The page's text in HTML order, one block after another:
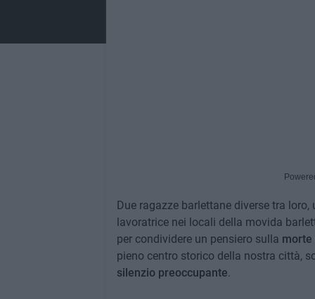
Due ragazze barlettane diverse tra
lavoratrice nei locali della movida
per condividere un pensiero sulla morte
pieno centro storico della nostra città,
silenzio preoccupante.